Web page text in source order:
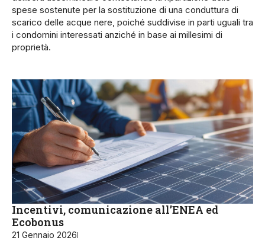
spese sostenute per la sostituzione di una conduttura di
scarico delle acque nere, poiché suddivise in parti uguali tra
i condomini interessati anziché in base ai millesimi di
proprietà.
Incentivi, comunicazione all’ENEA ed
Ecobonus
21 Gennaio 2026